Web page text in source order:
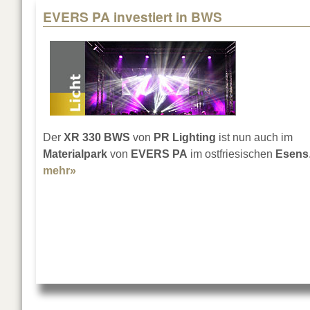
EVERS PA investiert in BWS
Der XR 330 BWS von PR Lighting ist nun auch im
Materialpark von EVERS PA im ostfriesischen Esens.
mehr»